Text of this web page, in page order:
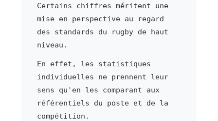
Certains chiffres méritent une
mise en perspective au regard
des standards du rugby de haut
niveau.
En effet, les statistiques
individuelles ne prennent leur
sens qu'en les comparant aux
référentiels du poste et de la
compétition.